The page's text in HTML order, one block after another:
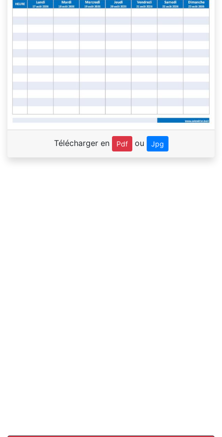
Télécharger en Pdf ou Jpg